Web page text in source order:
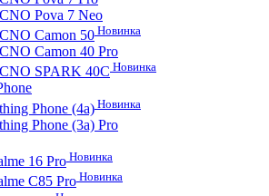
Pova 7 Neo
Camon 50 Новинка
Camon 40 Pro
SPARK 40C Новинка
Phone (4a) Новинка
Phone (3a) Pro
16 ProНовинка
C85 ProНовинка